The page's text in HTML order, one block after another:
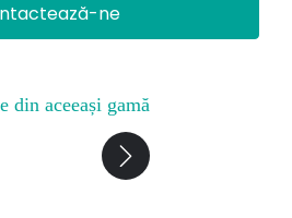
ne
din aceeași gamă